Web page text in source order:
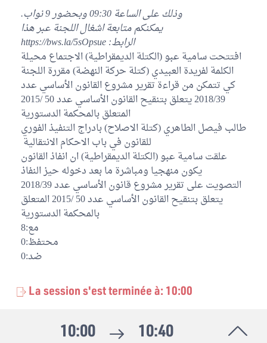
وذلك على الساعة 09:30 وبحضور 9 نواب.
يمكنكم متابعة اشغال اللجنة عبر هذا
الرابط: https://bws.la/5sOpsue
افتتحت سامية عبو (الكتلة الديمقراطية) الاجتماع محيلة
الكلمة لفريدة العبيدي (كتلة حركة النهضة) مقررة اللجنة
كي تتمكن من قراءة تقرير مشروع القانون الأساسي عدد
2018/39 يتعلق بتنقيح القانون الأساسي عدد 50 /2015
المتعلق بالمحكمة الدستورية
طالب فيصل الطاهري (كتلة الاصلاح) بادراج التنفيذ الفوري
للقانون في باب الاحكام الانتقالية
علقت سامية عبو (الكتلة الديمقراطية) ان انفاذ القانون
يكون منهجيا ومباشرة ما بعد دخوله حيز النفاذ
التصويت على تقرير مشروع قانون الأساسي عدد 2018/39
يتعلق بتنقيح القانون الأساسي عدد 50 /2015 المتعلق
بالمحكمة الدستورية
مع:8
محتفظ:0
ضد:0
La session s'est terminée à: 10:00
10:00 10:40